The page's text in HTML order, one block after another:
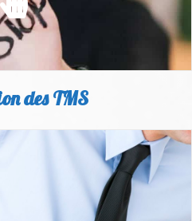
des TMS
DES TMS
agir et prévenir les TMS